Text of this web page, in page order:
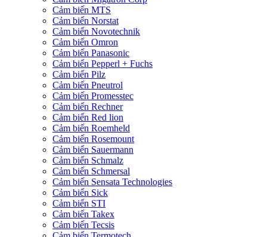
Cảm biến MTS
Cảm biến Norstat
Cảm biến Novotechnik
Cảm biến Omron
Cảm biến Panasonic
Cảm biến Pepperl + Fuchs
Cảm biến Pilz
Cảm biến Pneutrol
Cảm biến Promesstec
Cảm biến Rechner
Cảm biến Red lion
Cảm biến Roemheld
Cảm biến Rosemount
Cảm biến Sauermann
Cảm biến Schmalz
Cảm biến Schmersal
Cảm biến Sensata Technologies
Cảm biến Sick
Cảm biến STI
Cảm biến Takex
Cảm biến Tecsis